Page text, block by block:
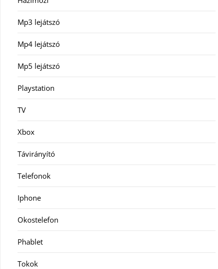
Mp3 lejátszó
Mp4 lejátszó
Mp5 lejátszó
Playstation
TV
Xbox
Távirányító
Telefonok
Iphone
Okostelefon
Phablet
Tokok